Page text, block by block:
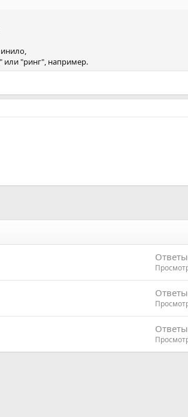
или "ринг", например.
Ответы
Ответы
Ответы